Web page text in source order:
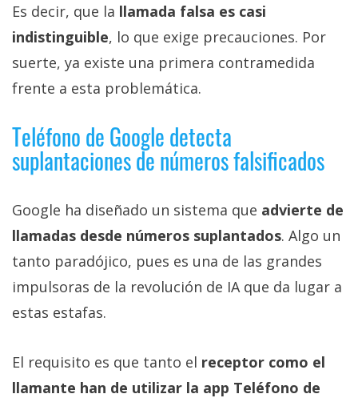
Es decir, que la llamada falsa es casi
indistinguible, lo que exige precauciones. Por
suerte, ya existe una primera contramedida
frente a esta problemática.
Teléfono de Google detecta
suplantaciones de números falsificados
Google ha diseñado un sistema que advierte de
llamadas desde números suplantados. Algo un
tanto paradójico, pues es una de las grandes
impulsoras de la revolución de IA que da lugar a
estas estafas.
El requisito es que tanto el receptor como el
llamante han de utilizar la app Teléfono de